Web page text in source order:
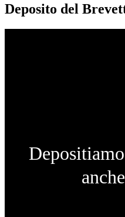
Deposito del